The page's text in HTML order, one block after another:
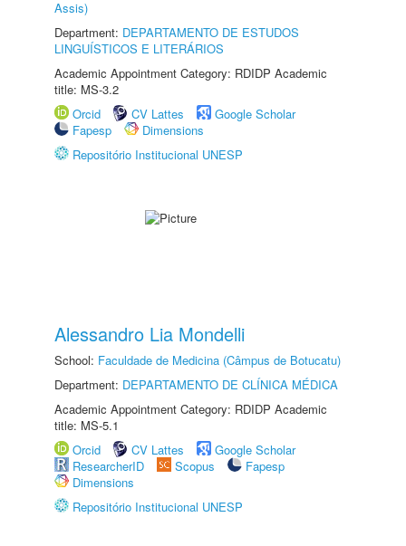
Assis)
Department: DEPARTAMENTO DE ESTUDOS
LINGUÍSTICOS E LITERÁRIOS
Academic Appointment Category: RDIDP Academic
title: MS-3.2
Orcid
CV Lattes
Google Scholar
Fapesp
Dimensions
Repositório Institucional UNESP
Alessandro Lia Mondelli
School: Faculdade de Medicina (Câmpus de Botucatu)
Department: DEPARTAMENTO DE CLÍNICA MÉDICA
Academic Appointment Category: RDIDP Academic
title: MS-5.1
Orcid
CV Lattes
Google Scholar
ResearcherID
Scopus
Fapesp
Dimensions
Repositório Institucional UNESP